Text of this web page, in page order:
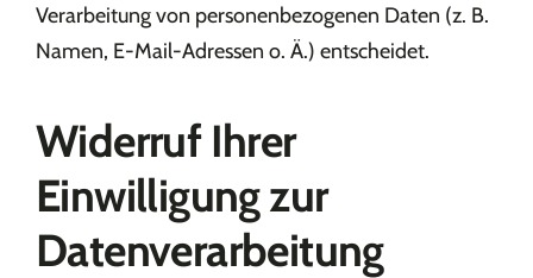
Verarbeitung von personenbezogenen Daten (z. B.
Namen, E-Mail-Adressen o. Ä.) entscheidet.
Widerruf Ihrer
Einwilligung zur
Datenverarbeitung